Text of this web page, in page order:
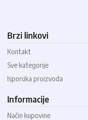
Brzi linkovi
Kontakt
Sve kategorije
Isporuka proizvoda
Informacije
Način kupovine